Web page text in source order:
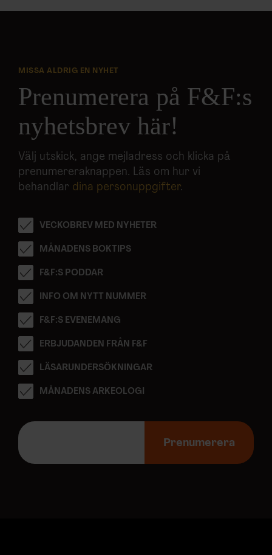
MISSA ALDRIG EN NYHET
Prenumerera på F&F:s
nyhetsbrev här!
Välj utskick, ange mejladress och klicka på
prenumereraknappen. Läs om hur vi
behandlar dina personuppgifter.
VECKOBREV MED NYHETER
MÅNADENS BOKTIPS
F&F:S PODDAR
INFO OM NYTT NUMMER
F&F:S EVENEMANG
ERBJUDANDEN FRÅN F&F
LÄSARUNDERSÖKNINGAR
MÅNADENS ARKEOLOGI
E
p
Prenumerera